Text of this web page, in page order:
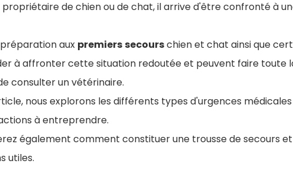
propriétaire de chien ou de chat, il arrive d'être confronté à
aux premierssecourschien et chat ainsi que
à affronter cette situation redoutée et peuvent faire toute
consulter un vétérinaire.
nous explorons les différents types d'urgences médicales
à entreprendre.
également comment constituer une trousse de secours et
utiles.